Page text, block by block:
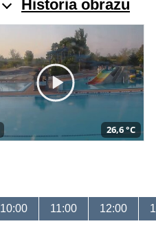
Historia obrazu
26,6 °C
10:00 11:00 12:00